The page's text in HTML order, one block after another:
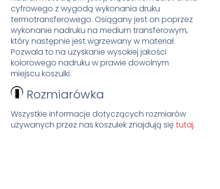
cyfrowego z wygodą wykonania druku
termotransferowego. Osiągany jest on poprzez
wykonanie nadruku na medium transferowym,
który następnie jest wgrzewany w materiał.
Pozwala to na uzyskanie wysokiej jakości
kolorowego nadruku w prawie dowolnym
miejscu koszulki.
Rozmiarówka
Wszystkie informacje dotyczących rozmiarów
używanych przez nas koszulek znajdują siętutaj.